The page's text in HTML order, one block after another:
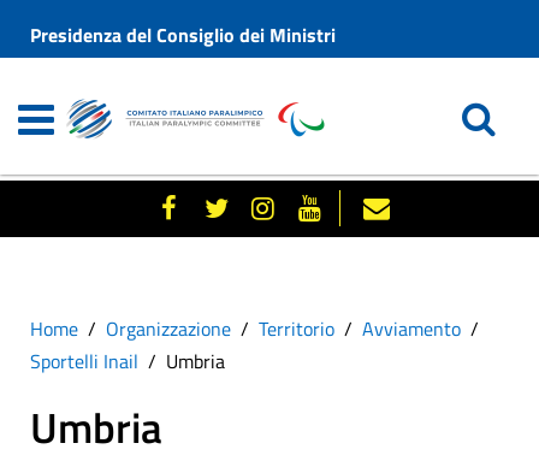
Presidenza del Consiglio dei Ministri
Home Organizzazione Territorio
Avviamento
Sportelli Inail
Umbria
Umbria